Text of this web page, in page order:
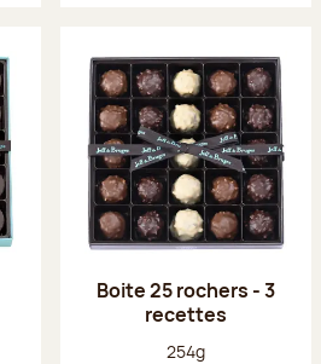
Boite 25 rochers - 3
recettes
Poids net :
254g